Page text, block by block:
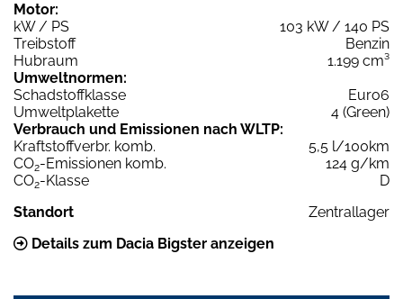
Motor:
kW / PS
103 kW / 140 PS
Treibstoff
Benzin
Hubraum
1.199 cm³
Umweltnormen:
Schadstoffklasse
Euro6
Umweltplakette
4 (Green)
Verbrauch und Emissionen nach WLTP:
Kraftstoffverbr. komb.
5,5 l/100km
CO2-Emissionen komb.
124 g/km
CO2-Klasse
D
Standort
Zentrallager
Details zum Dacia Bigster anzeigen